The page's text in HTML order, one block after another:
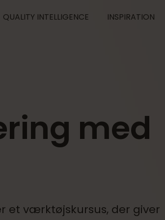
QUALITY INTELLIGENCE INSPIRATION
med
et værktøjskursus, der giver